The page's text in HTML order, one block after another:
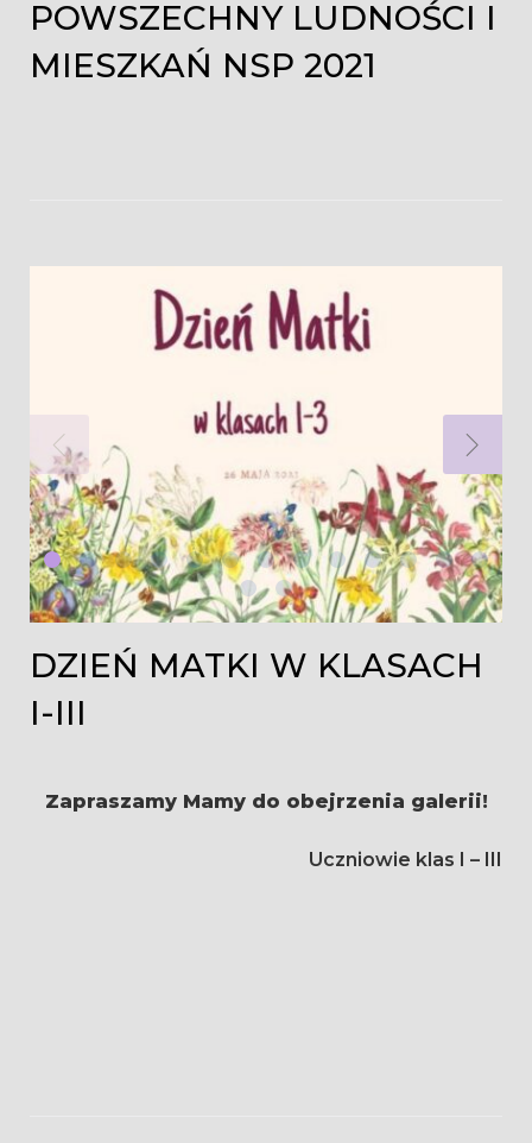
POWSZECHNY LUDNOŚCI I
MIESZKAŃ NSP 2021
DZIEŃ MATKI W KLASACH
I-III
Zapraszamy Mamy do obejrzenia galerii!
Uczniowie klas I – III